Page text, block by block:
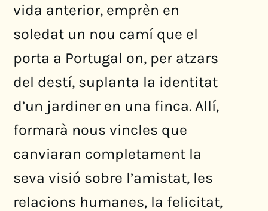
vida anterior, emprèn en
soledat un nou camí que el
porta a Portugal on, per atzars
del destí, suplanta la identitat
d’un jardiner en una finca. Allí,
formarà nous vincles que
canviaran completament la
seva visió sobre l’amistat, les
relacions humanes, la felicitat,